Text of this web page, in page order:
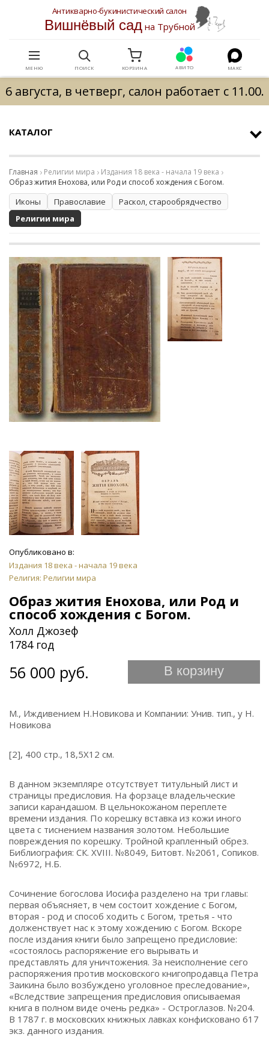
Антикварно-букинистический салон
Вишнёвый садна Трубной
МЕНЮ ПОИСК КОРЗИНА АВИТО МАКС
6 августа, в четверг, салон работает с 11.00.
КАТАЛОГ
Главная Религии мира
Издания 18 века - начала 19 века
Образ жития Енохова, или Род и способ хождения с Богом.
Иконы Православие
Раскол, старообрядчество
Религии мира
Опубликовано в:
Издания 18 века - начала 19 века
Религия: Религии мира
Образ жития Енохова, или Род и
способ хождения с Богом.
Холл Джозеф
1784 год
56 000 руб. В корзину
М., Иждивением Н.Новикова и Компании: Унив. тип., у Н.
Новикова
[2], 400 стр., 18,5Х12 см.
В данном экземпляре отсутствует титульный лист и
страницы предисловия. На форзаце владельческие
записи карандашом. В цельнокожаном переплете
времени издания. По корешку вставка из кожи иного
цвета с тиснением названия золотом. Небольшие
повреждения по корешку. Тройной крапленный обрез.
Библиография: СК. XVIII. №8049, Битовт. №2061, Сопиков.
№6972, Н.Б.
Сочинение богослова Иосифа разделено на три главы:
первая объясняет, в чем состоит хождение с Богом,
вторая - род и способ ходить с Богом, третья - что
долженствует нас к этому хождению с Богом. Вскоре
после издания книги было запрещено предисловие:
«состоялось распоряжение его вырывать и
представлять для уничтожения. За неисполнение сего
распоряжения против московского книгопродавца Петра
Заикина было возбуждено уголовное преследование»,
«Вследствие запрещения предисловия описываемая
книга в полном виде очень редка» - Остроглазов. №204.
В 1787 г. в московских книжных лавках конфисковано 617
экз. данного издания.